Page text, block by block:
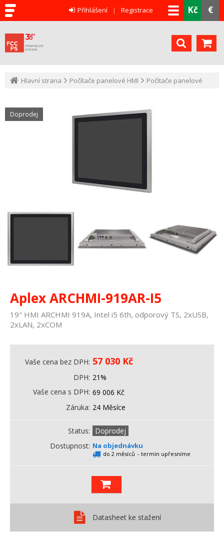
Kč €
Přihlášení Registrace
Hlavní strana Počítače panelové HMI Počítače panelové
Doprodej
Aplex ARCHMI-919AR-I5
19" HMI ARCHMI 919A, Intel i5 6th, odporový TS, 2xUSB,
2xLAN, 2xCOM
Vaše cena bez DPH 57 030 Kč
DPH 21%
Vaše cena s DPH 69 006 Kč
Záruka 24 Měsíce
Status
Doprodej
Dostupnost Na objednávku
do 2 měsíců - termín upřesníme
Datasheet ke stažení